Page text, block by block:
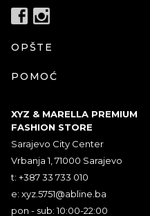
OPŠTE
POMOĆ
XYZ & MARELLA PREMIUM
FASHION STORE
Sarajevo City Center
Vrbanja 1, 71000 Sarajevo
t: +387 33 733 010
e: xyz.5751@abline.ba
pon - sub: 10:00-22:00